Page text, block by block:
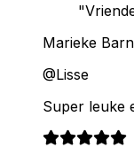
Marieke
@Lisse
Super leuke